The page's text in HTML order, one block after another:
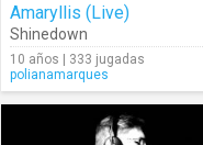
Amaryllis (Live)
Shinedown
10 años | 333 jugadas
polianamarques